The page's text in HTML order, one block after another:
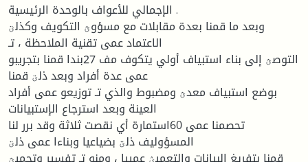
الإجمالي للأعواف بالوحدة الرئيسية .
وبعد ما قمنا بعدة مقابلات مع مسؤوؿ التكويف وكذلؾ
الاعتماد عمى تقنية الملاحظة ، تـ
التوصؿ إلى بناء استبياف أولي يتكوف مف 27بندا قمنا بتجريبو
عمى عدة أفراد وبعد ذلؾ قمنا
بوضع استبياف معدؿ ومضبوط والذي تـ توزيعو عمى أفراد
العينة وبعد استرجاع الإستبيانات
تحصمنا عمى 60استمارة أي نقصت ثلاثة وقد برر لنا
المسؤوليف ذلؾ بضياعيا وبناءا عمى ذلؾ